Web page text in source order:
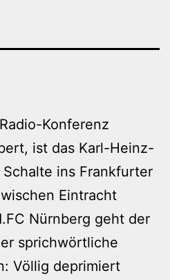
Konferenz
ist das Karl-Heinz-
ins Frankfurter
Eintracht
Nürnberg geht der
sprichwörtliche
Völlig deprimiert